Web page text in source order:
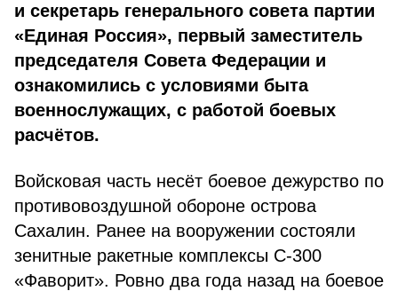
и секретарь генерального совета партии
«Единая Россия», первый заместитель
председателя Совета Федерации и
ознакомились с условиями быта
военнослужащих, с работой боевых
расчётов.
Войсковая часть несёт боевое дежурство по
противовоздушной обороне острова
Сахалин. Ранее на вооружении состояли
зенитные ракетные комплексы С-300
«Фаворит». Ровно два года назад на боевое